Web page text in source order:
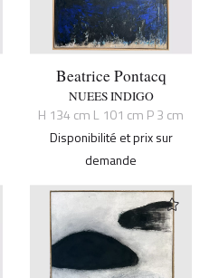
Beatrice Pontacq
NUEES INDIGO
H 134 cm L 101 cm P 3 cm
Disponibilité et prix sur
demande